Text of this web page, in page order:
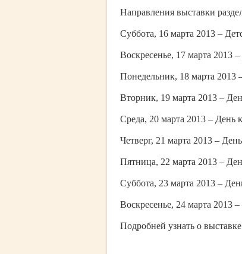
Направления выставки
Суббота, 16 марта 2013 –
Воскресенье, 17 марта 2013
Понедельник, 18 марта 2013
Вторник, 19 марта 2013 –
Среда, 20 марта 2013 – День
Четверг, 21 марта 2013 –
Пятница, 22 марта 2013 –
Суббота, 23 марта 2013 –
Воскресенье, 24 марта 2013
Подробней узнать о